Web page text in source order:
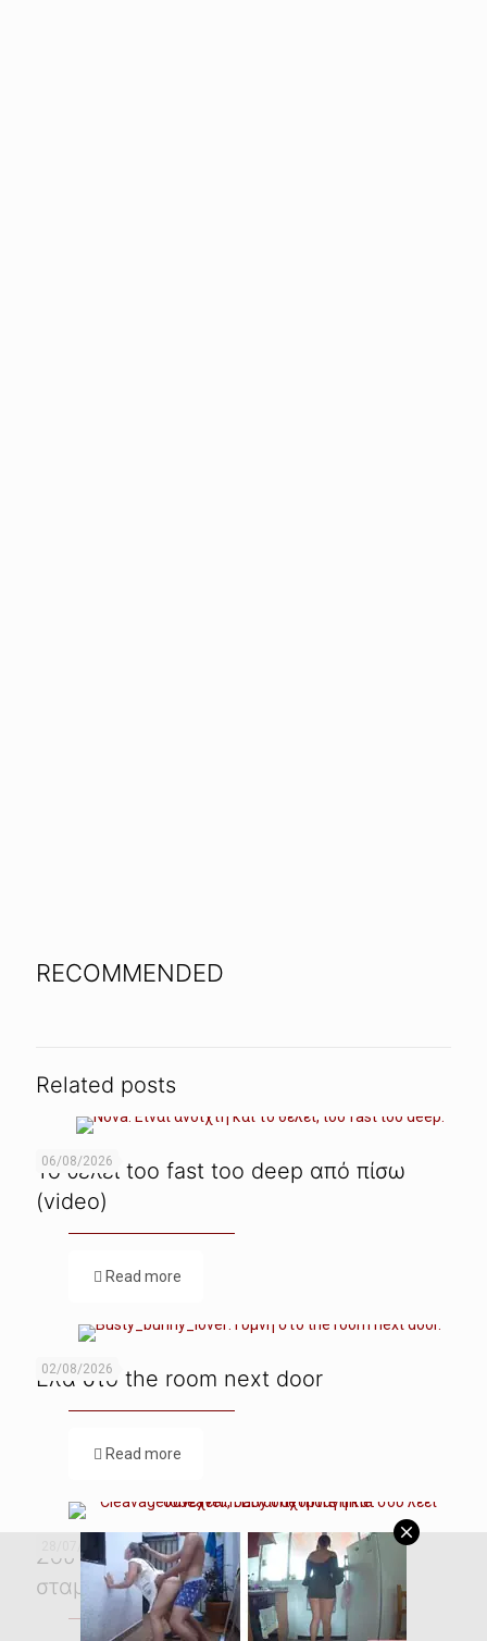
RECOMMENDED
Related posts
06/08/2026
Το θέλει too fast too deep από πίσω
(video)
Read more
02/08/2026
Ελα στο the room next door
Read more
Σου λέει, baby one more time, μην
σταματάς